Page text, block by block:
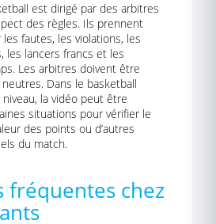
est dirigé par des arbitres
des règles. Ils prennent
fautes, les violations, les
les lancers francs et les
Les arbitres doivent être
Dans le basketball
la vidéo peut être
situations pour vérifier le
des points ou d’autres
du match.
fréquentes chez